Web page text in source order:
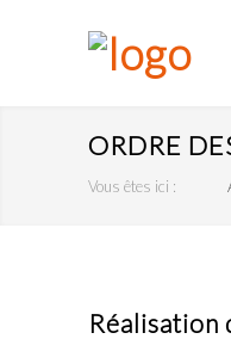
ORDRE
Vous êtes ici :
Réalisation